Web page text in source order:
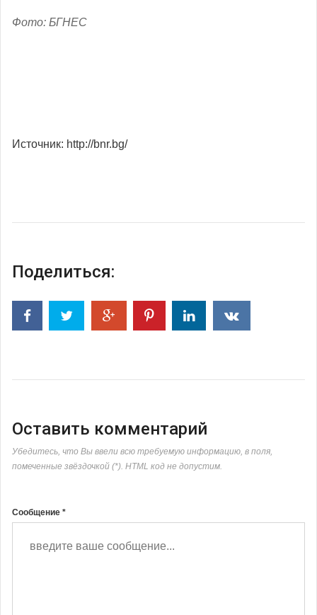
Фото: БГНЕС
Источник: http://bnr.bg/
Поделиться:
Оставить комментарий
Убедитесь, что Вы ввели всю требуемую информацию, в поля,
помеченные звёздочкой (*). HTML код не допустим.
Сообщение *